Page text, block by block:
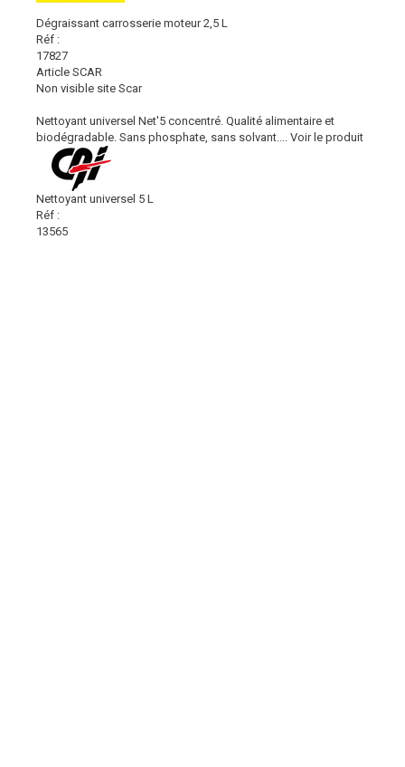
Dégraissant carrosserie moteur 2,5 L
Réf :
17827
Article SCAR
Non visible site Scar
Nettoyant universel Net'5 concentré. Qualité alimentaire et
biodégradable. Sans phosphate, sans solvant....
Voir le produit
Nettoyant universel 5 L
Réf :
13565